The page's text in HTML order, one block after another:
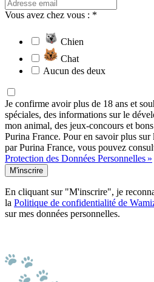
Vous avez chez vous : *
Chien
Chat
Aucun des deux
Je confirme avoir plus de 18 ans et
spéciales, des informations sur le
mon animal, des jeux-concours et
Purina France. Pour en savoir plus sur
par Purina France, vous pouvez
Protection des Données Personnelles »
M'inscrire
En cliquant sur "M'inscrire", je
la Politique de confidentialité de
sur mes données personnelles.